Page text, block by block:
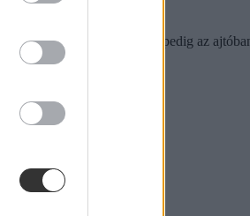
az arány. A szervezők pedig az